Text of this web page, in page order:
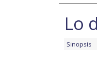
Lo
Sinopsis